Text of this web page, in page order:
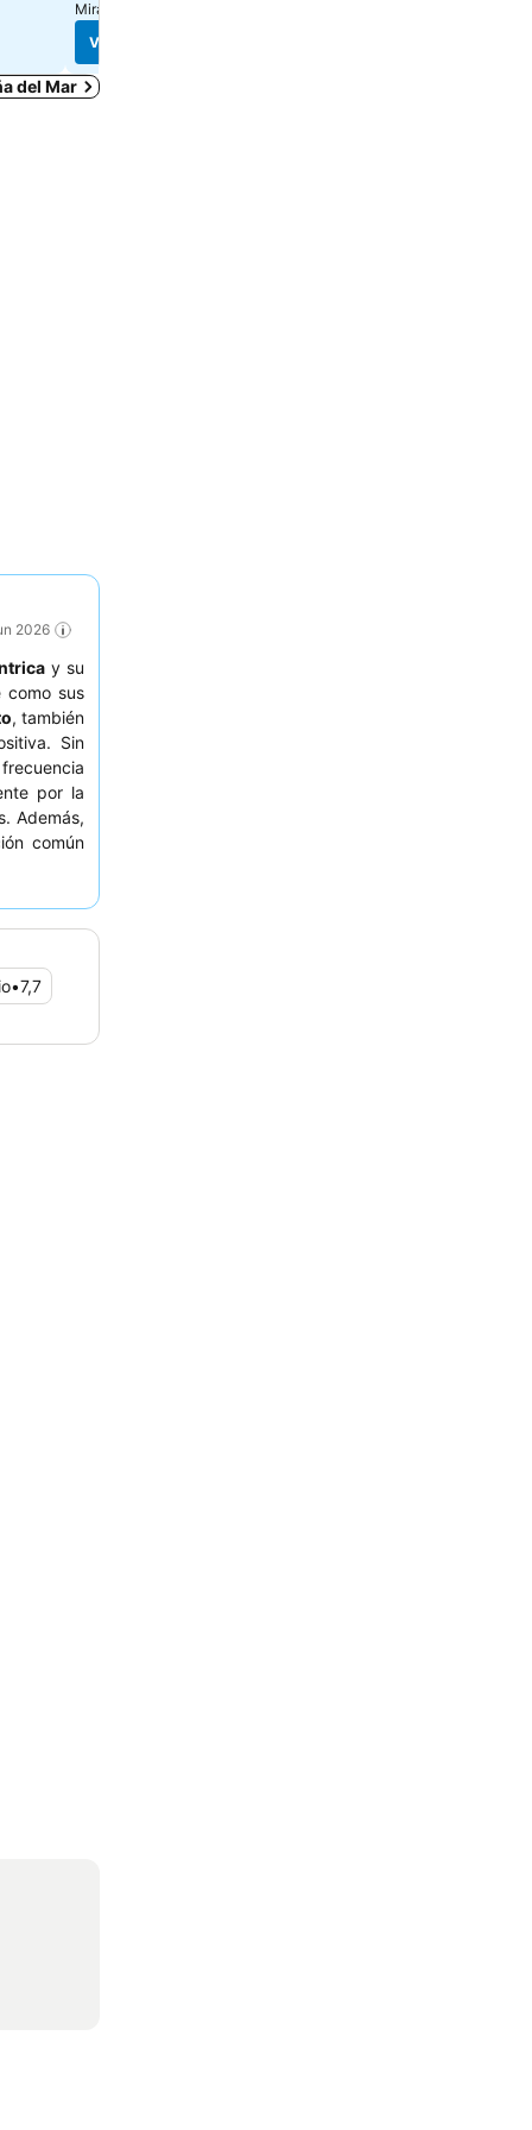
Mira precios de
Ver precios
del Mar
2026
y su
como sus
, también
Sin
por la
Además,
común
la
no les
la
espacio
•7,7